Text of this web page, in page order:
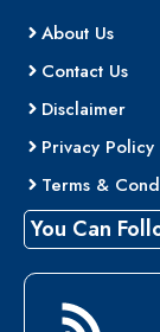
About Us
Contact Us
Disclaimer
Privacy Policy
Terms &
You Can